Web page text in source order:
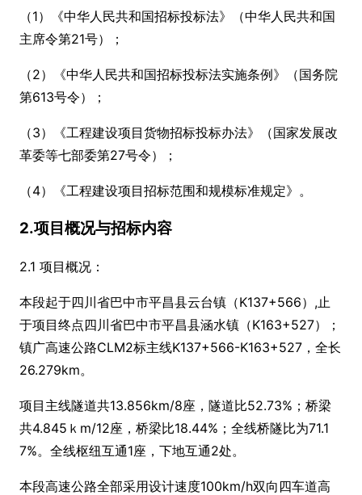
（1）《中华人民共和国招标投标法》（中华人民共和国
主席令第21号）；
（2）《中华人民共和国招标投标法实施条例》（国务院
第613号令）；
（3）《工程建设项目货物招标投标办法》（国家发展改
革委等七部委第27号令）；
（4）《工程建设项目招标范围和规模标准规定》。
2.项目概况与招标内容
2.1 项目概况：
本段起于四川省巴中市平昌县云台镇（K137+566）,止
于项目终点四川省巴中市平昌县涵水镇（K163+527）；
镇广高速公路CLM2标主线K137+566-K163+527，全长
26.279km。
项目主线隧道共13.856km/8座，隧道比52.73%；桥梁
共4.845ｋm/12座，桥梁比18.44%；全线桥隧比为71.1
7%。全线枢纽互通1座，下地互通2处。
本段高速公路全部采用设计速度100km/h双向四车道高